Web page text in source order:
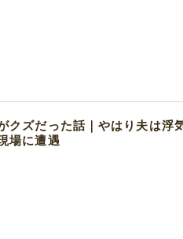
クズだった話｜やはり夫は浮
場に遭遇